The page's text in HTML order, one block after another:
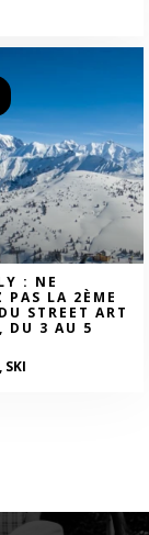
: NE
PAS LA 2ÈME
STREET ART
DU 3 AU 5
SKI